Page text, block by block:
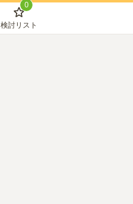
0
検討リスト